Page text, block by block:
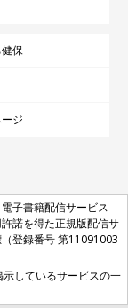
保
ジ
子書籍配信サービス
諾を得た正規版配信サ
登録番号 第11091003
示しているサービスの一